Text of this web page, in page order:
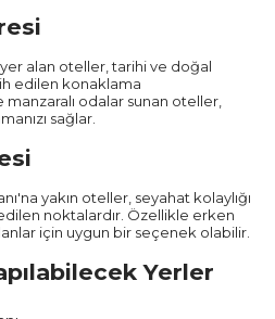
yer alan oteller, tarihi ve doğal
edilen konaklama
manzaralı odalar sunan oteller,
sağlar.
yakın oteller, seyahat kolaylığı
noktalardır. Özellikle erken
için uygun bir seçenek olabilir.
Yerler